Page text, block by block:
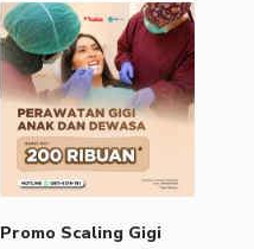
Promo Scaling Gigi